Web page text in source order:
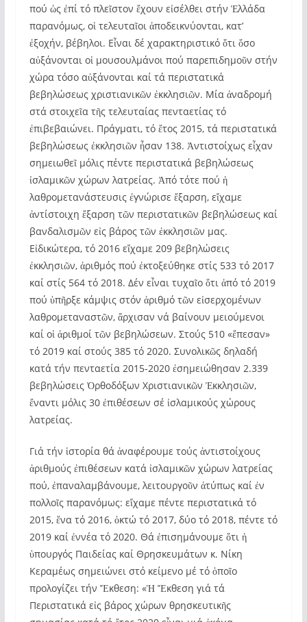
πού ὡς ἐπί τό πλεῖστον ἔχουν εἰσέλθει στήν Ἑλλάδα
παρανόμως, οἱ τελευταῖοι ἀποδεικνύονται, κατ’
ἐξοχήν, βέβηλοι. Εἶναι δέ χαρακτηριστικό ὅτι ὅσο
αὐξάνονται οἱ μουσουλμάνοι πού παρεπιδημοῦν στήν
χώρα τόσο αὐξάνονται καί τά περιστατικά
βεβηλώσεως χριστιανικῶν ἐκκλησιῶν. Μία ἀναδρομή
στά στοιχεῖα τῆς τελευταίας πενταετίας τό
ἐπιβεβαιώνει. Πράγματι, τό ἔτος 2015, τά περιστατικά
βεβηλώσεως ἐκκλησιῶν ἦσαν 138. Ἀντιστοίχως εἶχαν
σημειωθεῖ μόλις πέντε περιστατικά βεβηλώσεως
ἰσλαμικῶν χώρων λατρείας. Ἀπό τότε πού ἡ
λαθρομετανάστευσις ἐγνώρισε ἔξαρση, εἴχαμε
ἀντίστοιχη ἔξαρση τῶν περιστατικῶν βεβηλώσεως καί
βανδαλισμῶν εἰς βάρος τῶν ἐκκλησιῶν μας.
Εἰδικώτερα, τό 2016 εἴχαμε 209 βεβηλώσεις
ἐκκλησιῶν, ἀριθμός πού ἐκτοξεύθηκε στίς 533 τό 2017
καί στίς 564 τό 2018. Δέν εἶναι τυχαῖο ὅτι ἀπό τό 2019
πού ὑπῆρξε κάμψις στόν ἀριθμό τῶν εἰσερχομένων
λαθρομεταναστῶν, ἄρχισαν νά βαίνουν μειούμενοι
καί οἱ ἀριθμοί τῶν βεβηλώσεων. Στούς 510 «ἔπεσαν»
τό 2019 καί στούς 385 τό 2020. Συνολικῶς δηλαδή
κατά τήν πενταετία 2015-2020 ἐσημειώθησαν 2.339
βεβηλώσεις Ὀρθοδόξων Χριστιανικῶν Ἐκκλησιῶν,
ἔναντι μόλις 30 ἐπιθέσεων σέ ἰσλαμικούς χώρους
λατρείας.
Γιά τήν ἱστορία θά ἀναφέρουμε τούς ἀντιστοίχους
ἀριθμούς ἐπιθέσεων κατά ἰσλαμικῶν χώρων λατρείας
πού, ἐπαναλαμβάνουμε, λειτουργοῦν ἀτύπως καί ἐν
πολλοῖς παρανόμως: εἴχαμε πέντε περιστατικά τό
2015, ἕνα τό 2016, ὀκτώ τό 2017, δύο τό 2018, πέντε τό
2019 καί ἐννέα τό 2020. Θά ἐπισημάνουμε ὅτι ἡ
ὑπουργός Παιδείας καί Θρησκευμάτων κ. Νίκη
Κεραμέως σημειώνει στό κείμενο μέ τό ὁποῖο
προλογίζει τήν Ἔκθεση: «Ἡ Ἔκθεση γιά τά
Περιστατικά εἰς βάρος χώρων θρησκευτικῆς